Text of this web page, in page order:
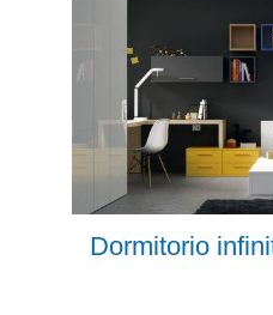
Dormitorio